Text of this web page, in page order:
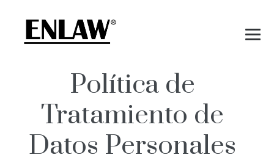
Política de
Tratamiento de
Datos Personales